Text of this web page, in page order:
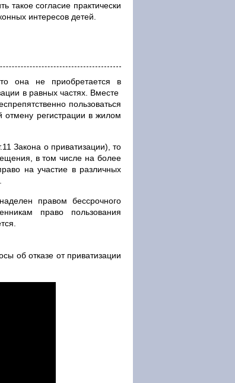
такое согласие практически
интересов детей.
она не приобретается в
в равных частях. Вместе
пользоваться
отмену регистрации в жилом
Закона о приватизации), то
в том числе на более
на участие в различных
правом бессрочного
право пользования
об отказе от приватизации